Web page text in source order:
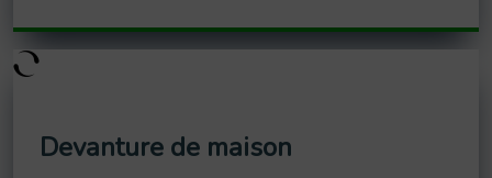
Devanture de maison